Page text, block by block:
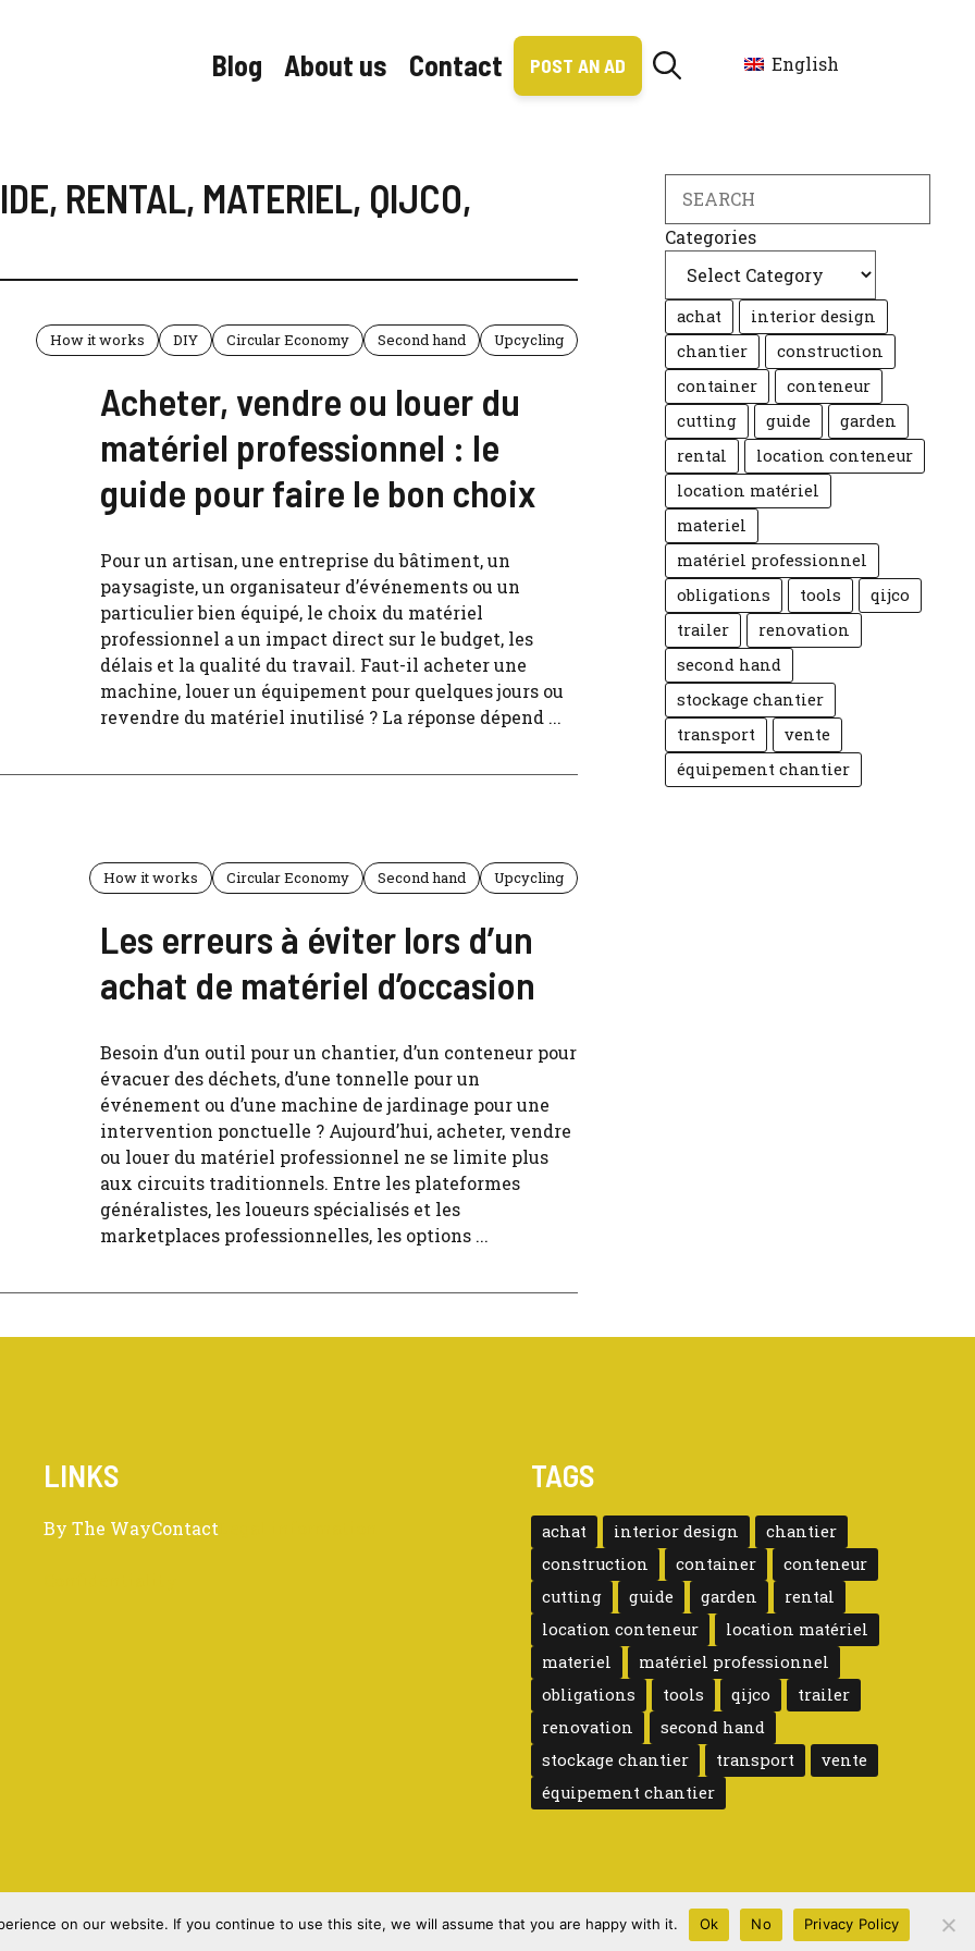
Blog About us Contact POST AN AD English
, RENTAL, MATERIEL, QIJCO,
How it works DIY Circular Economy Second hand Upcycling
Acheter, vendre ou louer du
matériel professionnel : le
guide pour faire le bon choix
Pour un artisan, une entreprise du bâtiment, un
paysagiste, un organisateur d’événements ou un
particulier bien équipé, le choix du matériel
professionnel a un impact direct sur le budget, les
délais et la qualité du travail. Faut-il acheter une
machine, louer un équipement pour quelques jours ou
revendre du matériel inutilisé ? La réponse dépend ...
How it works Circular Economy Second hand Upcycling
Les erreurs à éviter lors d’un
achat de matériel d’occasion
Besoin d’un outil pour un chantier, d’un conteneur pour
évacuer des déchets, d’une tonnelle pour un
événement ou d’une machine de jardinage pour une
intervention ponctuelle ? Aujourd’hui, acheter, vendre
ou louer du matériel professionnel ne se limite plus
aux circuits traditionnels. Entre les plateformes
généralistes, les loueurs spécialisés et les
marketplaces professionnelles, les options ...
Categories
achat
interior design
chantier
construction
container
conteneur
cutting
guide
garden
rental
location conteneur
location matériel
materiel
matériel professionnel
obligations
tools
qijco
trailer
renovation
second hand
stockage chantier
transport
vente
équipement chantier
LINKS
By The WayContact
TAGS
achat interior design
chantier
construction
container
conteneur
cutting
guide garden
rental
location conteneur
location matériel
materiel
matériel professionnel
obligations
tools qijco
trailer
renovation
second hand
stockage chantier
transport
vente
équipement chantier
Copyright © 2026 Qijco le Blog
on our website. If you continue to use this site, we will assume that you are happy with it. Ok No Privacy Policy